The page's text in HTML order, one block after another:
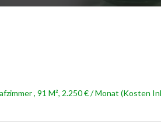
, 91 M², 2.250 € / Monat (Kosten